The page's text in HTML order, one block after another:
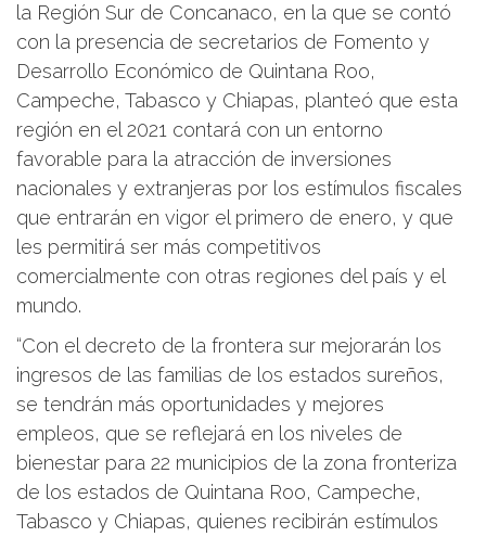
la Región Sur de Concanaco, en la que se contó
con la presencia de secretarios de Fomento y
Desarrollo Económico de Quintana Roo,
Campeche, Tabasco y Chiapas, planteó que esta
región en el 2021 contará con un entorno
favorable para la atracción de inversiones
nacionales y extranjeras por los estímulos fiscales
que entrarán en vigor el primero de enero, y que
les permitirá ser más competitivos
comercialmente con otras regiones del país y el
mundo.
“Con el decreto de la frontera sur mejorarán los
ingresos de las familias de los estados sureños,
se tendrán más oportunidades y mejores
empleos, que se reflejará en los niveles de
bienestar para 22 municipios de la zona fronteriza
de los estados de Quintana Roo, Campeche,
Tabasco y Chiapas, quienes recibirán estímulos